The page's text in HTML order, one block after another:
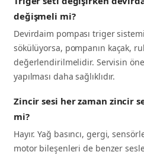
değişmeli mi?
Devirdaim pompası triger
sökülüyorsa, pompanın kaçak,
değerlendirilmelidir. Servisin
yapılması daha sağlıklıdır.
Zincir sesi her zaman zincir
mi?
Hayır. Yağ basıncı, gergi,
motor bileşenleri de benzer